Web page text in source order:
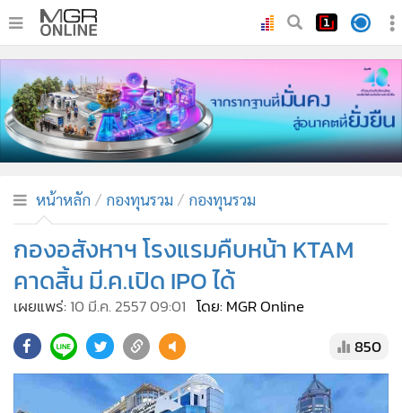
• ทันเหตุการณ์
• ภาคใต้
• ภูมิภาค
• บันเทิง
ผู้จัดการรายวัน
• คอลัมนิสต์
• ละคร
• Cyber BIZ
• ผู้จัดกวน
Good health & Well-being
หน้าหลัก กองทุนรวม กองทุนรวม
กองอสังหาฯ โรงแรมคืบหน้า KTAM
คาดสิ้น มี.ค.เปิด IPO ได้
เผยแพร่: 10 มี.ค. 2557 09:01 โดย: MGR Online
850